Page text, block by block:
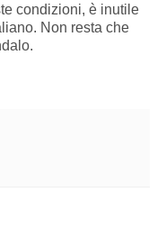
condizioni, è inutile
Non resta che